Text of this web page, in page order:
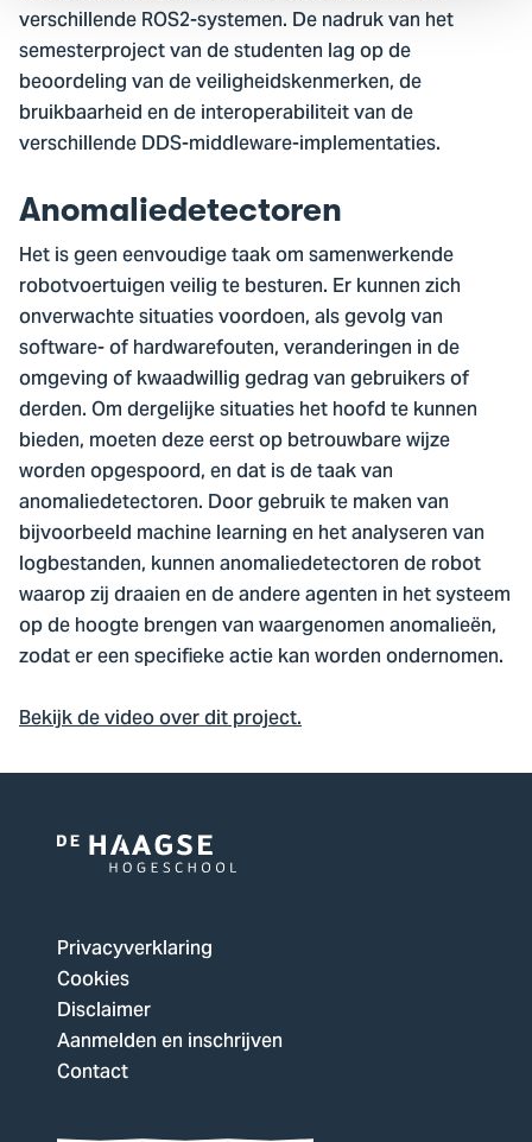
verschillende ROS2-systemen. De nadruk van het
semesterproject van de studenten lag op de
beoordeling van de veiligheidskenmerken, de
bruikbaarheid en de interoperabiliteit van de
verschillende DDS-middleware-implementaties.
Anomaliedetectoren
Het is geen eenvoudige taak om samenwerkende
robotvoertuigen veilig te besturen. Er kunnen zich
onverwachte situaties voordoen, als gevolg van
software- of hardwarefouten, veranderingen in de
omgeving of kwaadwillig gedrag van gebruikers of
derden. Om dergelijke situaties het hoofd te kunnen
bieden, moeten deze eerst op betrouwbare wijze
worden opgespoord, en dat is de taak van
anomaliedetectoren. Door gebruik te maken van
bijvoorbeeld machine learning en het analyseren van
logbestanden, kunnen anomaliedetectoren de robot
waarop zij draaien en de andere agenten in het systeem
op de hoogte brengen van waargenomen anomalieën,
zodat er een specifieke actie kan worden ondernomen.
Bekijk de video over dit project.
Logo
De
Haagse
Hogeschool,
ga
naar
de
Privacyverklaring
Cookies
Disclaimer
Aanmelden en inschrijven
Contact